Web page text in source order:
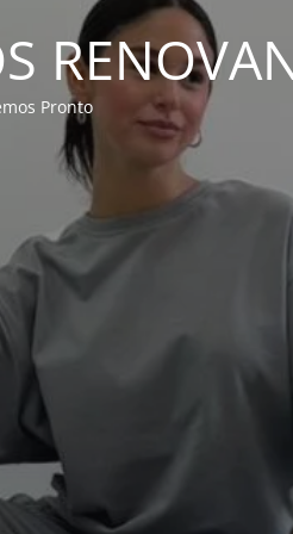
Pronto